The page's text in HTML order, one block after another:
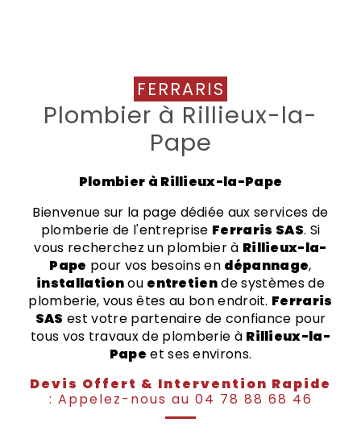
FERRARIS
Plombier à Rillieux-la-
Pape
Plombier à Rillieux-la-Pape
Bienvenue sur la page dédiée aux services de
plomberie de l'entreprise Ferraris SAS. Si
vous recherchez un plombier à Rillieux-la-
Pape pour vos besoins en dépannage,
installationou entretiende systèmes de
plomberie, vous êtes au bon endroit. Ferraris
SAS est votre partenaire de confiance pour
tous vos travaux de plomberie à Rillieux-la-
Pape et ses environs.
Devis Offert & Intervention Rapide
: Appelez-nous au 04 78 88 68 46